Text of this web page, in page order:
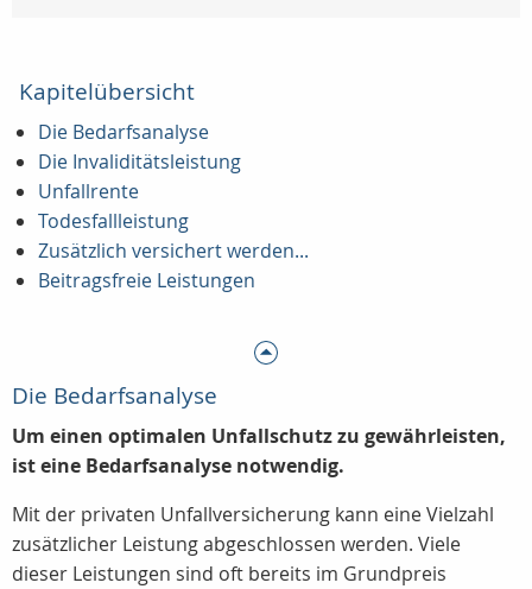
Kapitelübersicht
Die Bedarfsanalyse
Die Invaliditätsleistung
Unfallrente
Todesfallleistung
Zusätzlich versichert werden...
Beitragsfreie Leistungen
Die Bedarfsanalyse
Um einen optimalen Unfallschutz zu gewährleisten,
ist eine Bedarfsanalyse notwendig.
Mit der privaten Unfallversicherung kann eine Vielzahl
zusätzlicher Leistung abgeschlossen werden. Viele
dieser Leistungen sind oft bereits im Grundpreis